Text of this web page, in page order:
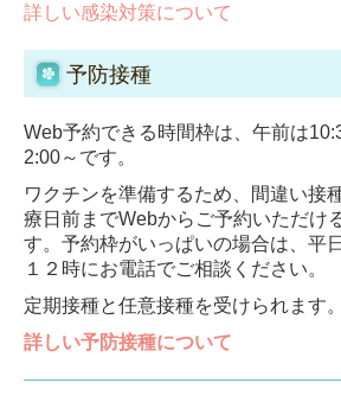
詳しい感染対策について
予防接種
Web予約できる時間枠は、午前は
2:00～です。
ワクチンを準備するため、間違い接
療日前までWebからご予約いただけ
す。予約枠がいっぱいの場合は、平
１２時にお電話でご相談ください。
定期接種と任意接種を受けられます。
詳しい予防接種について